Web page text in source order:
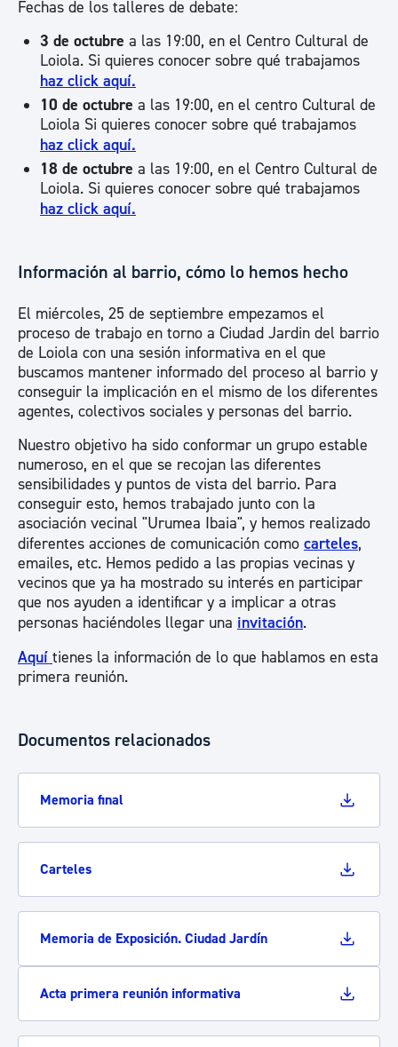
Fechas de los talleres de debate:
3 de octubre a las 19:00, en el Centro Cultural de
Loiola. Si quieres conocer sobre qué trabajamos
haz click aquí.
10 de octubre a las 19:00, en el centro Cultural de
Loiola Si quieres conocer sobre qué trabajamos
haz click aquí.
18 de octubre a las 19:00, en el Centro Cultural de
Loiola. Si quieres conocer sobre qué trabajamos
haz click aquí.
Información al barrio, cómo lo hemos hecho
El miércoles, 25 de septiembre empezamos el
proceso de trabajo en torno a Ciudad Jardin del barrio
de Loiola con una sesión informativa en el que
buscamos mantener informado del proceso al barrio y
conseguir la implicación en el mismo de los diferentes
agentes, colectivos sociales y personas del barrio.
Nuestro objetivo ha sido conformar un grupo estable
numeroso, en el que se recojan las diferentes
sensibilidades y puntos de vista del barrio. Para
conseguir esto, hemos trabajado junto con la
asociación vecinal "Urumea Ibaia", y hemos realizado
diferentes acciones de comunicación como carteles,
emailes, etc. Hemos pedido a las propias vecinas y
vecinos que ya ha mostrado su interés en participar
que nos ayuden a identificar y a implicar a otras
personas haciéndoles llegar una invitación.
Aquí tienes la información de lo que hablamos en esta
primera reunión.
Documentos relacionados
Memoria final
Carteles
Memoria de Exposición. Ciudad Jardín
Acta primera reunión informativa